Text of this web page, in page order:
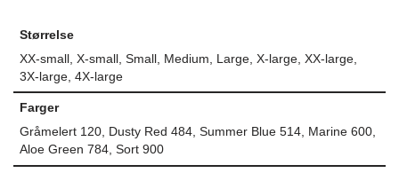
Størrelse
XX-small, X-small, Small, Medium, Large, X-large, XX-large,
3X-large, 4X-large
Farger
Gråmelert 120, Dusty Red 484, Summer Blue 514, Marine 600,
Aloe Green 784, Sort 900